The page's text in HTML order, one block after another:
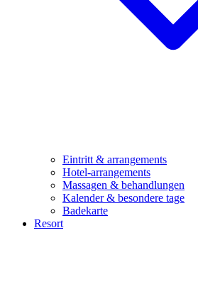
Eintritt & arrangements
Hotel-arrangements
Massagen & behandlungen
Kalender & besondere tage
Badekarte
Resort